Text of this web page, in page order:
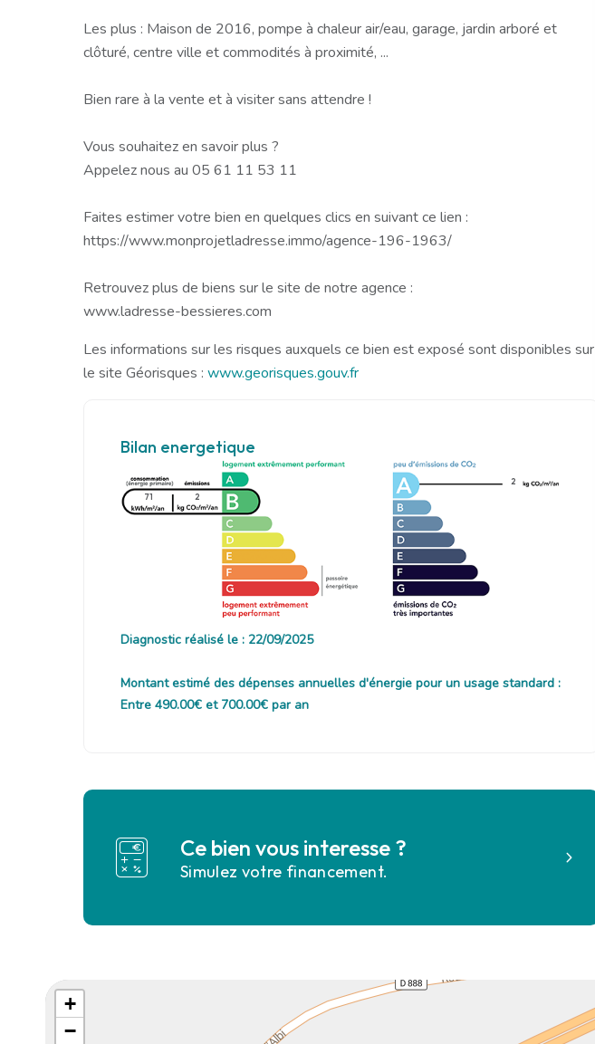
Les plus : Maison de 2016, pompe à chaleur air/eau, garage, jardin arboré et
clôturé, centre ville et commodités à proximité, ...
Bien rare à la vente et à visiter sans attendre !
Vous souhaitez en savoir plus ?
Appelez nous au 05 61 11 53 11
Faites estimer votre bien en quelques clics en suivant ce lien :
https://www.monprojetladresse.immo/agence-196-1963/
Retrouvez plus de biens sur le site de notre agence :
www.ladresse-bessieres.com
Les informations sur les risques auxquels ce bien est exposé sont disponibles sur
le site Géorisques : www.georisques.gouv.fr
Bilan energetique
71 2
2
Diagnostic réalisé le : 22/09/2025
Montant estimé des dépenses annuelles d'énergie pour un usage standard :
Entre 490.00€ et 700.00€ par an
Ce bien vous interesse ?
Simulez votre financement.
+
−